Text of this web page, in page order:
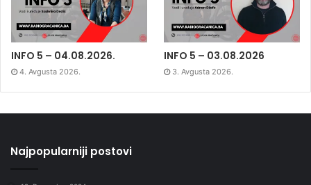
INFO 5 – 04.08.2026.
4. Avgusta 2026.
INFO 5 – 03.08.2026
3. Avgusta 2026.
Najpopularniji postovi